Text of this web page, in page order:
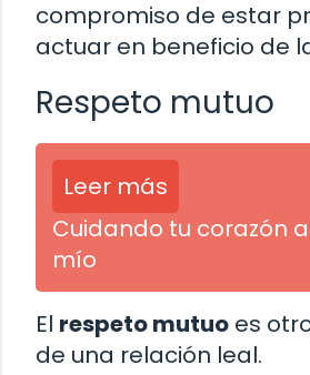
compromiso de estar
actuar en beneficio de
Respeto mutuo
Leer más
Cuidando tu corazón
mío
El respeto mutuo es
de una relación leal.